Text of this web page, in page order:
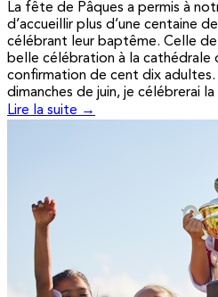
La fête de Pâques a permis à
d’accueillir plus d’une centaine
célébrant leur baptême. Celle
belle célébration à la cathédrale
confirmation de cent dix adultes.
dimanches de juin, je célébrerai
Lire la suite →